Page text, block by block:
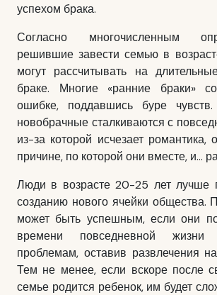
успехом брака.
Согласно многочисленным
решившиезавести семью в
могут рассчитывать на
браке. Многие «ранние браки»
ошибке, поддавшись буре
новобрачные сталкиваются с
из-за которой исчезает
причине, по которой они вместе, и…
Люди в возрасте 20-25 лет лучше
созданию нового ячейки общества.
может быть успешным, если они
времени повседневной
проблемам, оставив развлечения
Тем не менее, если вскоре после
семье родится ребенок, им будет